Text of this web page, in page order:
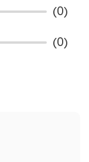
(0)
(0)